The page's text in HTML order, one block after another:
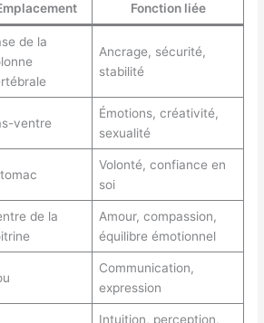
Fonction liée
de la
Ancrage, sécurité,
stabilité
ventre
Émotions, créativité,
sexualité
Volonté, confiance en
soi
de la
Amour, compassion,
équilibre émotionnel
Communication,
expression
Intuition, perception,